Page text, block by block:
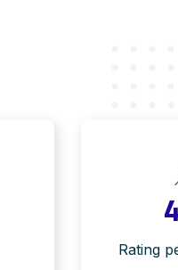
Rating